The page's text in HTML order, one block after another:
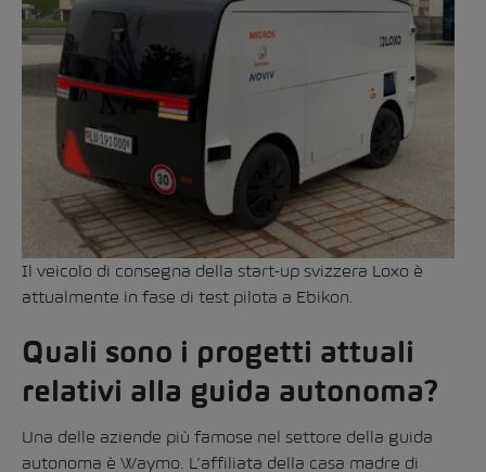
Il veicolo di consegna della start-up svizzera Loxo è
attualmente in fase di test pilota a Ebikon.
Quali sono i progetti attuali
relativi alla guida autonoma?
Una delle aziende più famose nel settore della guida
autonoma è Waymo. L’affiliata della casa madre di